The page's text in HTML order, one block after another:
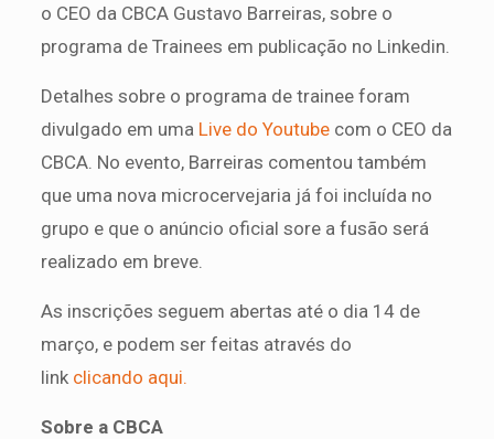
o CEO da CBCA Gustavo Barreiras, sobre o
programa de Trainees em publicação no Linkedin.
Detalhes sobre o programa de trainee foram
divulgado em uma Live do Youtubecom o CEO da
CBCA. No evento, Barreiras comentou também
que uma nova microcervejaria já foi incluída no
grupo e que o anúncio oficial sore a fusão será
realizado em breve.
As inscrições seguem abertas até o dia 14 de
março, e podem ser feitas através do
link clicando aqui.
Sobre a CBCA